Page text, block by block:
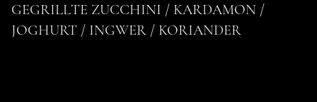
GEGRILLTE ZUCCHINI / KARDAMON /
JOGHURT / INGWER / KORIANDER